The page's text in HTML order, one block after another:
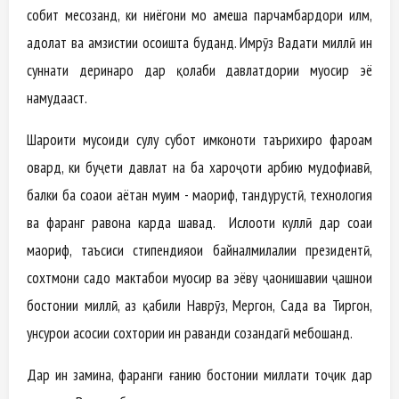
собит месозанд, ки ниёгони мо ҳамеша парчамбардори илм,
адолат ва ҳамзистии осоишта буданд. Имрӯз Ваҳдати миллӣ ин
суннати деринаро дар қолаби давлатдории муосир эҳё
намудааст.
Шароити мусоиди сулҳу субот имконоти таърихиро фароҳам
овард, ки буҷети давлат на ба хароҷоти ҳарбию мудофиавӣ,
балки ба соҳаҳои ҳаётан муҳим - маориф, тандурустӣ, технология
ва фарҳанг равона карда шавад. Ислоҳоти куллӣ дар соҳаи
маориф, таъсиси стипендияҳои байналмилалии президентӣ,
сохтмони садҳо мактабҳои муосир ва эҳёву ҷаҳонишавии ҷашнҳои
бостонии миллӣ, аз қабили Наврӯз, Меҳргон, Сада ва Тиргон,
унсурҳои асосии сохтории ин раванди созандагӣ мебошанд.
Дар ин замина, фарҳанги ғанию бостонии миллати тоҷик дар